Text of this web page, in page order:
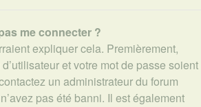
me connecter ?
expliquer cela. Premièrement,
et votre mot de passe soient
un administrateur du forum
pas été banni. Il est également